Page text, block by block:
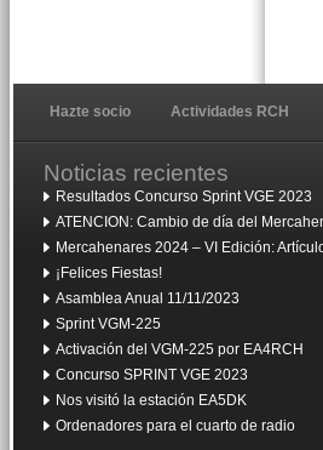
Hazte socio Actividades RCH
Noticias recientes
Resultados Concurso Sprint VGE 2023
ATENCION: Cambio de día del
Mercahenares 2024 – VI Edición:
¡Felices Fiestas!
Asamblea Anual 11/11/2023
Sprint VGM-225
Activación del VGM-225 por EA4RCH
Concurso SPRINT VGE 2023
Nos visitó la estación EA5DK
Ordenadores para el cuarto de radio